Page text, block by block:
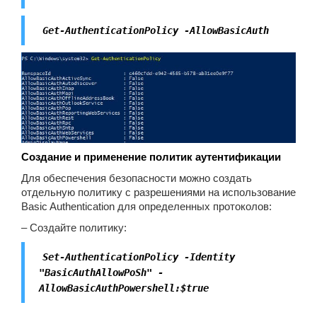
Get-AuthenticationPolicy -AllowBasicAuth
Создание и применение политик аутентификации
Для обеспечения безопасности можно создать
отдельную политику с разрешениями на использование
Basic Authentication для определенных протоколов:
– Создайте политику:
Set-AuthenticationPolicy -Identity
"BasicAuthAllowPoSh" -
AllowBasicAuthPowershell:$true